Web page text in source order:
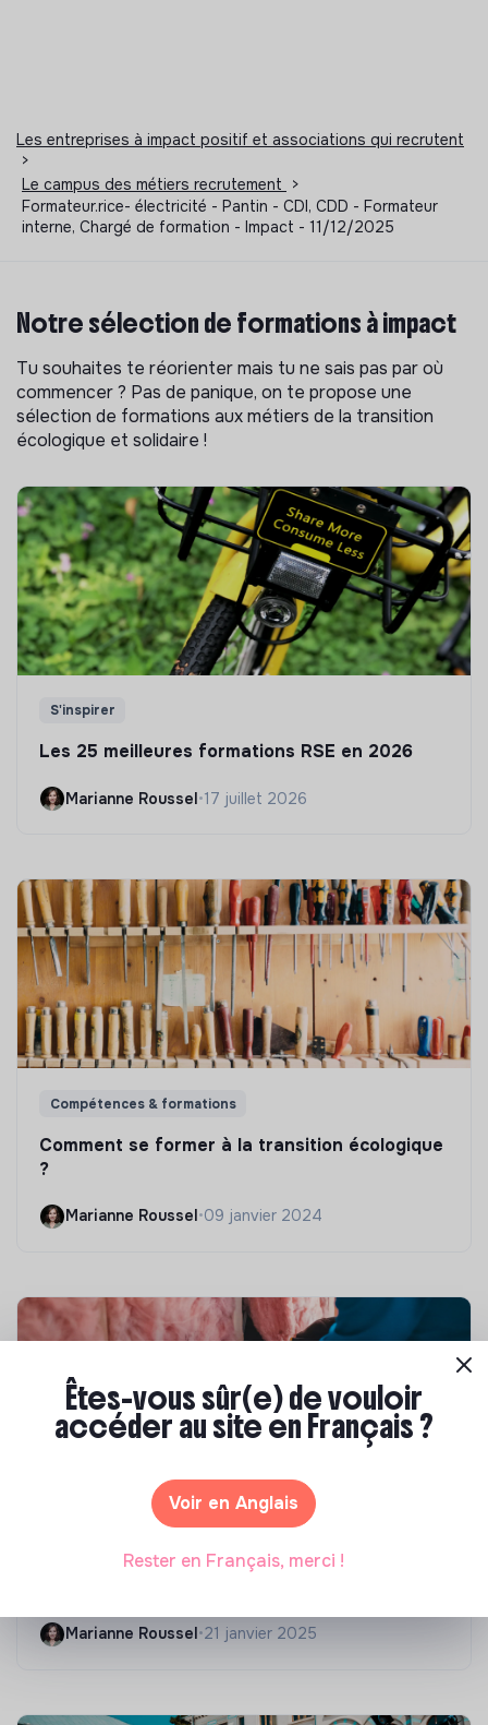
Les entreprises à impact positif et associations qui recrutent
>
Le campus des métiers recrutement
>
Formateur.rice- électricité - Pantin - CDI, CDD - Formateur
interne, Chargé de formation - Impact - 11/12/2025
Notre sélection de formations à impact
Tu souhaites te réorienter mais tu ne sais pas par où
commencer ? Pas de panique, on te propose une
sélection de formations aux métiers de la transition
écologique et solidaire !
S'inspirer
Les 25 meilleures formations RSE en 2026
Marianne Roussel•17 juillet 2026
Compétences & formations
Comment se former à la transition écologique
?
Marianne Roussel •09 janvier 2024
Compétences & formations
Top 8 des formations en rénovation
Marianne Roussel•21 janvier 2025
Êtes-vous sûr(e) de vouloir
accéder au site en Français ?
Voir en Anglais
Rester en Français, merci !